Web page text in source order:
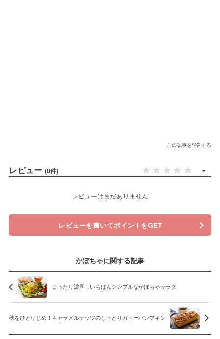
この記事を報告する
レビュー (0件) -
レビューはまだありません
レビューを書いてポイントをGET
かぼちゃに関する記事
まったり濃厚！いちばんシンプルなかぼちゃサラダ
秋をひとりじめ！キャラメルナッツのしっとりガトーパンプキン